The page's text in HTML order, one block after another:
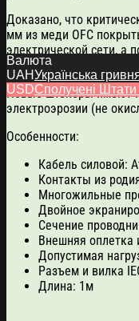
Доказано, что
мм из меди OFC
электрической сети, а
затянутую вдобавок
Новые штекеры имеют
электроэрозии (не
Особенности:
Кабель силовой:
Контакты из
Многожильные
Двойное
Сечение
Внешняя оплетка
Допустимая
Разъем и вилка
Длина: 1м
Валюта
UAHУкраїнська
USDСполучені